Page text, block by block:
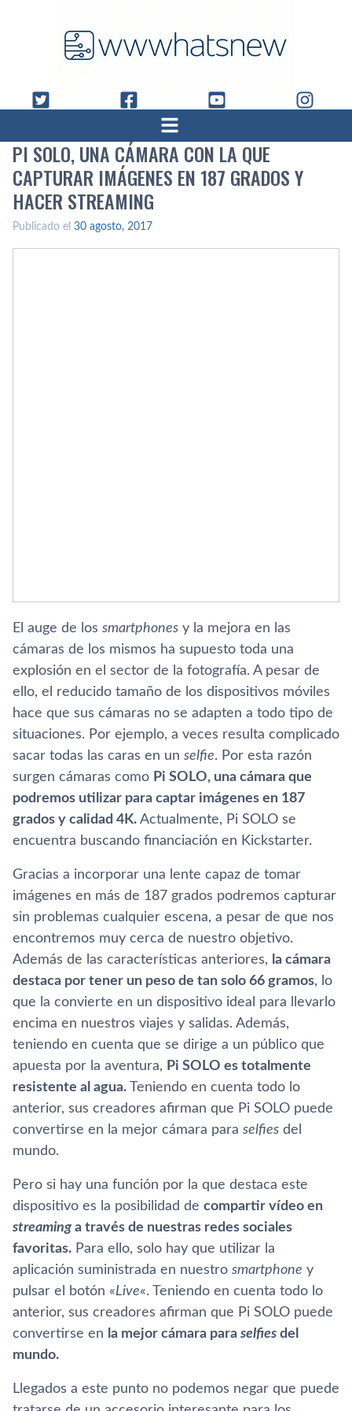
PI SOLO, UNA CÁMARA CON LA QUE
CAPTURAR IMÁGENES EN 187 GRADOS Y
HACER STREAMING
Publicado el 30 agosto, 2017
El auge de los smartphones y la mejora en las
cámaras de los mismos ha supuesto toda una
explosión en el sector de la fotografí­a. A pesar de
ello, el reducido tamaño de los dispositivos móviles
hace que sus cámaras no se adapten a todo tipo de
situaciones. Por ejemplo, a veces resulta complicado
sacar todas las caras en un selfie. Por esta razón
surgen cámaras como Pi SOLO, una cámara que
podremos utilizar para captar imágenes en 187
grados y calidad 4K. Actualmente, Pi SOLO se
encuentra buscando financiación en Kickstarter.
Gracias a incorporar una lente capaz de tomar
imágenes en más de 187 grados podremos capturar
sin problemas cualquier escena, a pesar de que nos
encontremos muy cerca de nuestro objetivo.
Además de las caracterí­sticas anteriores, la cámara
destaca por tener un peso de tan solo 66 gramos, lo
que la convierte en un dispositivo ideal para llevarlo
encima en nuestros viajes y salidas. Además,
teniendo en cuenta que se dirige a un público que
apuesta por la aventura, Pi SOLO es totalmente
resistente al agua. Teniendo en cuenta todo lo
anterior, sus creadores afirman que Pi SOLO puede
convertirse en la mejor cámara para selfies del
mundo.
Pero si hay una función por la que destaca este
dispositivo es la posibilidad de compartir ví­deo en
streaminga través de nuestras redes sociales
favoritas. Para ello, solo hay que utilizar la
aplicación suministrada en nuestro smartphone y
pulsar el botón «Live«. Teniendo en cuenta todo lo
anterior, sus creadores afirman que Pi SOLO puede
convertirse en la mejor cámara para selfies del
mundo.
Llegados a este punto no podemos negar que puede